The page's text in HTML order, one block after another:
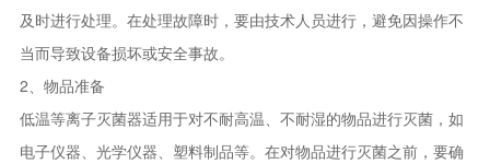
及时进行处理。在处理故障时，要由技术人员进行，避免因操作不
当而导致设备损坏或安全事故。
2、物品准备
低温等离子灭菌器适用于对不耐高温、不耐湿的物品进行灭菌，如
电子仪器、光学仪器、塑料制品等。在对物品进行灭菌之前，要确